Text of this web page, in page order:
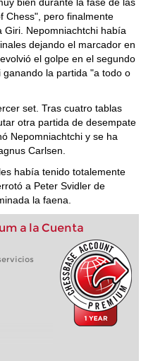
Chess", pero finalmente
Nepomniachtchi había
dejando el marcador en
el golpe en el segundo
la partida "a todo o
set. Tras cuatro tablas
otra partida de desempate
Nepomniachtchi y se ha
Carlsen.
había tenido totalemente
a Peter Svidler de
la faena.
a la Cuenta